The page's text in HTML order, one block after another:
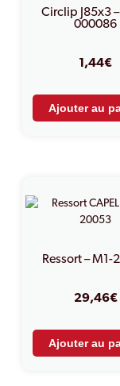
Circlip J85x3
000086
1,44€
Ajouter au
Ressort – M1-
29,46€
Ajouter au